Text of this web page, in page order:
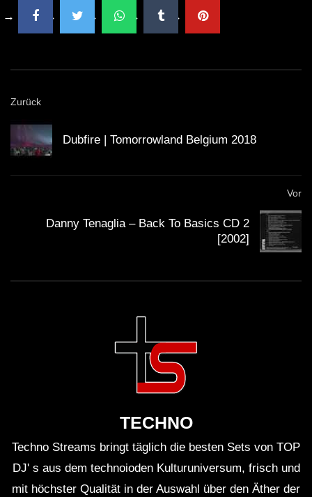
Personen und bietet den perfekten Raum für
elektronische Musik.
Events wie diese tragen zur Weiterentwicklung und
Vernetzung der DJ-Kultur bei.
Kritische Analyse
Trotz des Erfolgs des Abends gibt es auch kritische
Stimmen. Eine häufige Diskussion in der Szene bezieht
Kommerzialisierung von elektronischer
und wie sie die Authentizität von Auftritten
die visuelle Komponente von Auftritten. Manche
glauben, dass zu viel Fokus auf visuelle Effekte die
Musik in den Hintergrund drängt. Die Balance zwischen
Musik und visuellem Design bleibt ein heiß diskutiertes
Fragen & Antworten zum DJ Set
Wie lange haben die Sets gedauert?
Zurück
Dubfire | Tomorrowland Belgium 2018
Vor
Danny Tenaglia – Back To Basics CD 2
[2002]
TECHNO
Techno Streams bringt täglich die besten Sets von TOP
DJ' s aus dem technoioden Kulturuniversum, frisch und
mit höchster Qualität in der Auswahl über den Äther der